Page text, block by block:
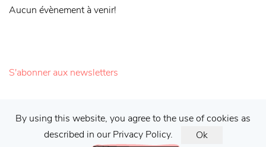
By using this website, you agree to the use of cookies as
described in our Privacy Policy.
Ok
Aucun évènement à venir!
S'abonner aux newsletters
Galerie Francis Barlier ©2026 |Mentions